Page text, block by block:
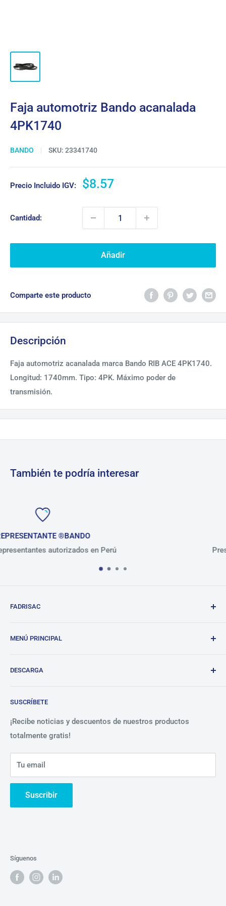
Faja automotriz Bando acanalada
4PK1740
BANDO SKU: 23341740
Precio Incluido IGV:
Precio
venta
$8.57
Cantidad:
Añadir
Comparte este producto
Descripción
Faja automotriz acanalada marca Bando RIB ACE 4PK1740.
Longitud: 1740mm. Tipo: 4PK. Máximo poder de
transmisión.
También te podría interesar
Presentes en el mercado peruano
FADRISAC
MENÚ PRINCIPAL
Tienda
Beneficios
Nosotros
Contáctanos
DESCARGA
Política de Privacidad
SUSCRÍBETE
¡Recibe noticias y descuentos de nuestros productos
totalmente gratis!
Tu email
Suscribir
Síguenos